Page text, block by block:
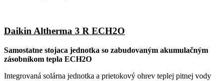
Daikin Altherma 3 R ECH2O
Samostatne stojaca jednotka so zabudovaným akumulačným
zásobníkom tepla ECH2O
Integrovaná solárna jednotka a prietokový ohrev teplej pitnej vody